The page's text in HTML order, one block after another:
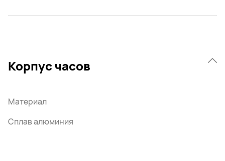
Корпус часов
Материал
Сплав алюминия